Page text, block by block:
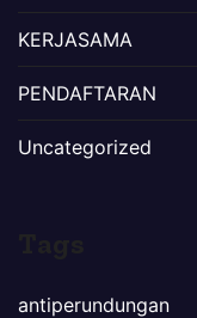
KERJASAMA
PENDAFTARAN
Uncategorized
antiperundungan